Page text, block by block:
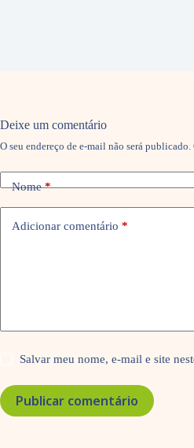
Deixe um comentário
O seu endereço de e-mail não será publicado.
Nome*
Adicionar comentário *
Salvar meu nome, e-mail e site
Publicar comentário